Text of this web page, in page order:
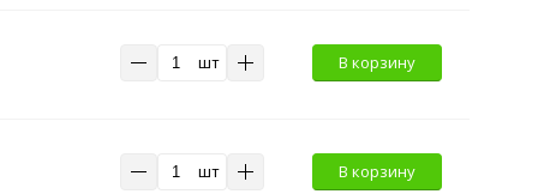
шт В корзину
шт В корзину